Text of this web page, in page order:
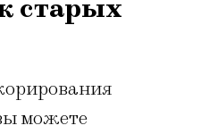
старых
можете